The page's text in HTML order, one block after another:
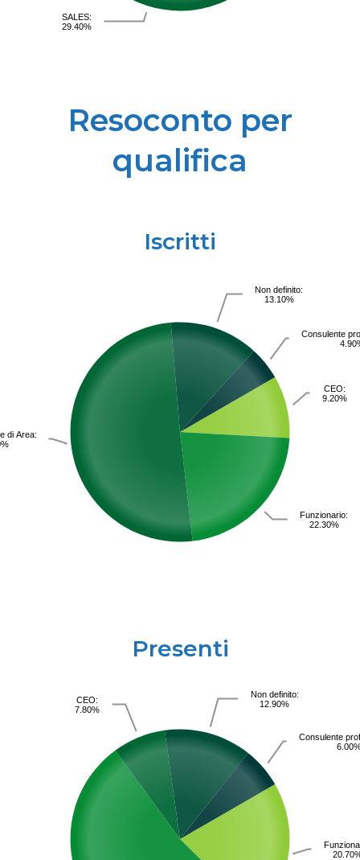
SALES:
29.40%
Resoconto per
qualifica
Iscritti
CEO:
9.20%
Funzionario:
22.30%
di Area:
Non definito:
13.10%
Consulente
Presenti
CEO:
7.80%
Non definito:
12.90%
Consulente